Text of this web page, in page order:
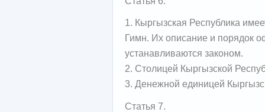
1. Кыргызская Республика
Гимн. Их описание и порядок
устанавливаются законом.
2. Столицей Кыргызской
3. Денежной единицей
Статья 7.